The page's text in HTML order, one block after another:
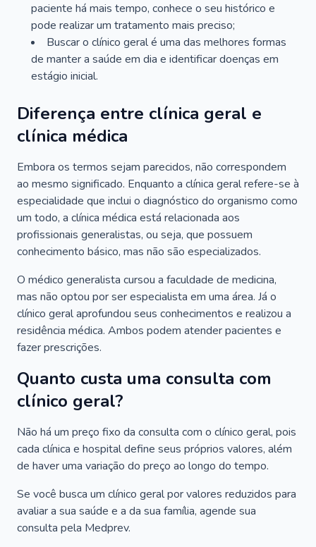
paciente há mais tempo, conhece o seu histórico e
pode realizar um tratamento mais preciso;
Buscar o clínico geral é uma das melhores formas
de manter a saúde em dia e identificar doenças em
estágio inicial.
Diferença entre clínica geral e
clínica médica
Embora os termos sejam parecidos, não correspondem
ao mesmo significado. Enquanto a clínica geral refere-se à
especialidade que inclui o diagnóstico do organismo como
um todo, a clínica médica está relacionada aos
profissionais generalistas, ou seja, que possuem
conhecimento básico, mas não são especializados.
O médico generalista cursou a faculdade de medicina,
mas não optou por ser especialista em uma área. Já o
clínico geral aprofundou seus conhecimentos e realizou a
residência médica. Ambos podem atender pacientes e
fazer prescrições.
Quanto custa uma consulta com
clínico geral?
Não há um preço fixo da consulta com o clínico geral, pois
cada clínica e hospital define seus próprios valores, além
de haver uma variação do preço ao longo do tempo.
Se você busca um clínico geral por valores reduzidos para
avaliar a sua saúde e a da sua família, agende sua
consulta pela Medprev.